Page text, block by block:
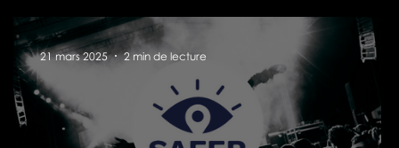
21 mars 2025 2 min de lecture